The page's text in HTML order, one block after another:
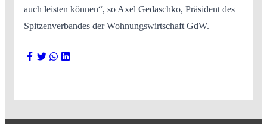
auch leisten können“, so Axel Gedaschko, Präsident des
Spitzenverbandes der Wohnungswirtschaft GdW.